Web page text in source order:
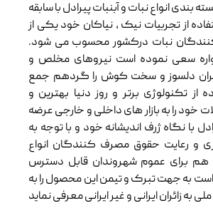
بندی انواع نبات و آبنبات پیرادل با سابقه
از تجربیات نیک ، نیاکان خود یکی از
کنندگان نبات درکشور محسوب می شود.
سعی نموده است نیروهای مخلص و
دلسوز و سخت کوش را گردهم جمع
از تکنولوژی برتر و روز دنیا بهترین و
خود را به بازار های داخلی و خارجی عرضه
با نگاه ژرف اندیشانه خود و با توجه به
و رعایت حقوق مصرف کنندگان انواع
هم برای عموم شهروندان قابل دسترس
به جهت تبرک و تیمن این محصول را به
به زائران ایرانی و غیر ایرانی معرفی نماید